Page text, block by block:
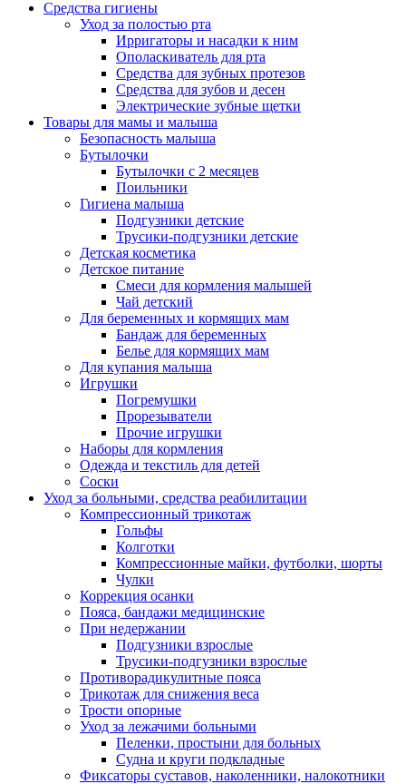
Средства гигиены
Уход за полостью рта
Ирригаторы и насадки к ним
Ополаскиватель для рта
Средства для зубных протезов
Средства для зубов и десен
Электрические зубные щетки
Товары для мамы и малыша
Безопасность малыша
Бутылочки
Бутылочки с 2 месяцев
Поильники
Гигиена малыша
Подгузники детские
Трусики-подгузники детские
Детская косметика
Детское питание
Смеси для кормления малышей
Чай детский
Для беременных и кормящих мам
Бандаж для беременных
Белье для кормящих мам
Для купания малыша
Игрушки
Погремушки
Прорезыватели
Прочие игрушки
Наборы для кормления
Одежда и текстиль для детей
Соски
Уход за больными, средства реабилитации
Компрессионный трикотаж
Гольфы
Колготки
Компрессионные майки, футболки, шорты
Чулки
Коррекция осанки
Пояса, бандажи медицинские
При недержании
Подгузники взрослые
Трусики-подгузники взрослые
Противорадикулитные пояса
Трикотаж для снижения веса
Трости опорные
Уход за лежачими больными
Пеленки, простыни для больных
Судна и круги подкладные
Фиксаторы суставов, наколенники, налокотники